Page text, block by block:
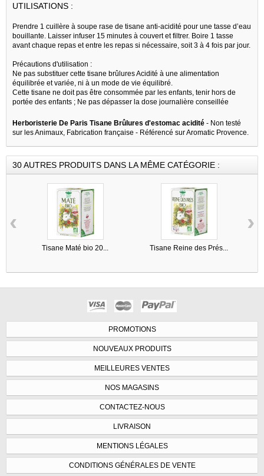
UTILISATIONS :
Prendre 1 cuillère à soupe rase de tisane anti-acidité pour une tasse d’eau
bouillante. Laisser infuser 15 minutes à couvert et filtrer. Boire 1 tasse
avant chaque repas et entre les repas si nécessaire, soit 3 à 4 fois par jour.
Précautions d'utilisation :
Ne pas substituer cette tisane brûlures Acidité à une alimentation
équilibrée et variée, ni à un mode de vie équilibré.
Cette tisane ne doit pas être consommée par les enfants, tenir hors de
portée des enfants ; Ne pas dépasser la dose journalière conseillée
Herboristerie De Paris Tisane Brûlures d'estomac acidité - Non testé
sur les Animaux, Fabrication française - Référencé sur Aromatic Provence.
30 AUTRES PRODUITS DANS LA MÊME CATÉGORIE :
Tisane Maté bio 20... Tisane Reine des Prés...
‹ ›
PROMOTIONS
NOUVEAUX PRODUITS
MEILLEURES VENTES
NOS MAGASINS
CONTACTEZ-NOUS
LIVRAISON
MENTIONS LÉGALES
CONDITIONS GÉNÉRALES DE VENTE